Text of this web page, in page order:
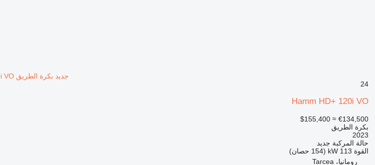
جديد بكرة الطريق Hamm HD+ 120i VO
24
Hamm HD+ 120i VO
€134,500
≈ $155,400
بكرة الطريق
2023
حالة المركبة جديد
القوة 113 kW (154 حصان)
رومانيا، Tarcea